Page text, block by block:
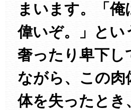
まいます。「
偉いぞ。」と
奢ったり卑下し
ながら、この
体を失ったとき